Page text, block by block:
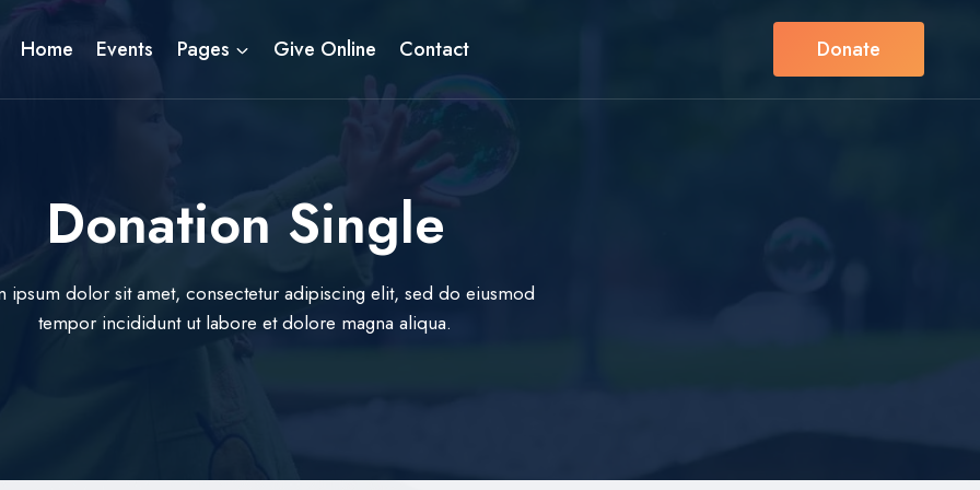
Home Events Pages Give Online Contact Donate
Donation Single
ipsum dolor sit amet, consectetur adipiscing elit, sed do eiusmod
tempor incididunt ut labore et dolore magna aliqua.